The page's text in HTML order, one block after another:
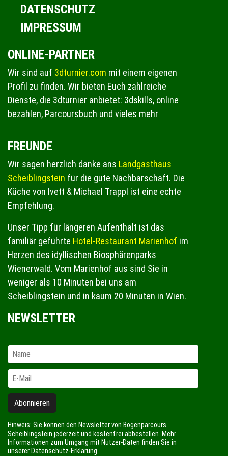
DATENSCHUTZ
IMPRESSUM
ONLINE-PARTNER
Wir sind auf 3dturnier.com mit einem eigenen
Profil zu finden. Wir bieten Euch zahlreiche
Dienste, die 3dturnier anbietet: 3dskills, online
bezahlen, Parcoursbuch und vieles mehr
FREUNDE
Wir sagen herzlich danke ans Landgasthaus
Scheiblingstein für die gute Nachbarschaft. Die
Küche von Ivett & Michael Trappl ist eine echte
Empfehlung.
Unser Tipp für längeren Aufenthalt ist das
familiär geführte Hotel-Restaurant Marienhof im
Herzen des idyllischen Biosphärenparks
Wienerwald. Vom Marienhof aus sind Sie in
weniger als 10 Minuten bei uns am
Scheiblingstein und in kaum 20 Minuten in Wien.
NEWSLETTER
Abonnieren
Hinweis: Sie können den Newsletter von Bogenparcours
Scheiblingstein jederzeit und kostenfrei abbestellen. Mehr
Informationen zum Umgang mit Nutzer-Daten finden Sie in
unserer Datenschutz-Erklärung.